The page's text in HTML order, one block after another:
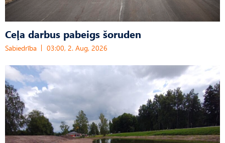
Ceļa darbus pabeigs šoruden
Sabiedrība 03:00, 2. Aug, 2026